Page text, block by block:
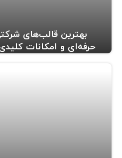
بهترین قالب‌های
حرفه‌ای و امکانات